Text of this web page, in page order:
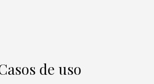
de uso